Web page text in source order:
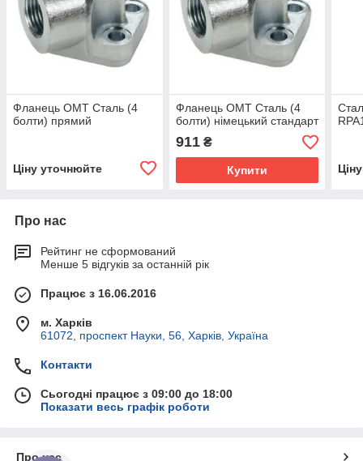
Фланець OMT Сталь (4
болти) прямий
Ціну уточнюйте
Фланець OMT Сталь (4
болти) німецький стандарт
911₴
Купити
Про нас
Рейтинг не сформований
Менше 5 відгуків за останній рік
Працює з 16.06.2016
м. Харків
61072, проспект Науки, 56, Харків, Україна
Контакти
Сьогодні працює з 09:00 до 18:00
Показати весь графік роботи
Про нас